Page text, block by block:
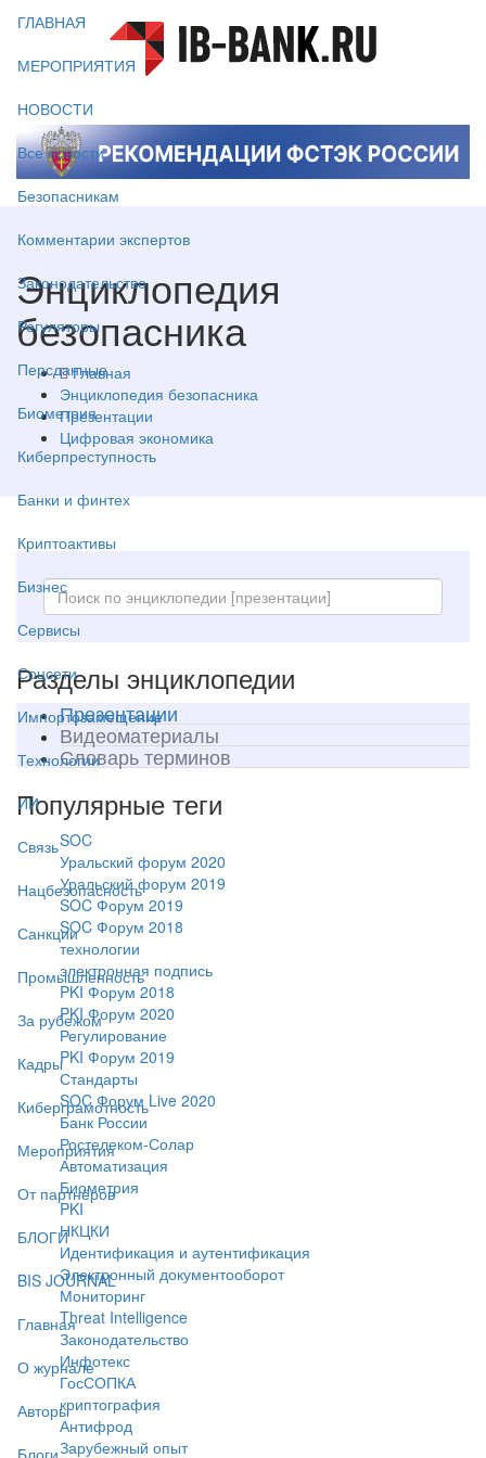
ГЛАВНАЯ
МЕРОПРИЯТИЯ
НОВОСТИ
Все новости
Безопасникам
Комментарии экспертов
Законодательство
Регуляторы
Персданные
Биометрия
Киберпреступность
Банки и финтех
Криптоактивы
Бизнес
Сервисы
Соцсети
Импортозамещение
Технологии
ИИ
Связь
Нацбезопасность
Санкции
Промышленность
За рубежом
Кадры
Киберграмотность
Мероприятия
От партнёров
БЛОГИ
BIS JOURNAL
Главная
О журнале
Авторы
Блоги
Энциклопедия
безопасника
Главная
Энциклопедия безопасника
Презентации
Цифровая экономика
Разделы энциклопедии
Презентации
Видеоматериалы
Словарь терминов
Популярные теги
SOC
Уральский форум 2020
Уральский форум 2019
SOC Форум 2019
SOC Форум 2018
технологии
электронная подпись
PKI Форум 2018
PKI Форум 2020
Регулирование
PKI Форум 2019
Стандарты
SOC Форум Live 2020
Банк России
Ростелеком-Солар
Автоматизация
Биометрия
PKI
НКЦКИ
Идентификация и аутентификация
Электронный документооборот
Мониторинг
Threat Intelligence
Законодательство
Инфотекс
ГосСОПКА
криптография
Антифрод
Зарубежный опыт